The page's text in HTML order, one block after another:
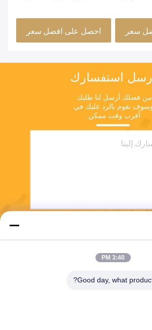
سعر احصل على افضل سعر
أرسل استفسارك
أقرب وقت ممكن.
3:40 PM
Good day, what